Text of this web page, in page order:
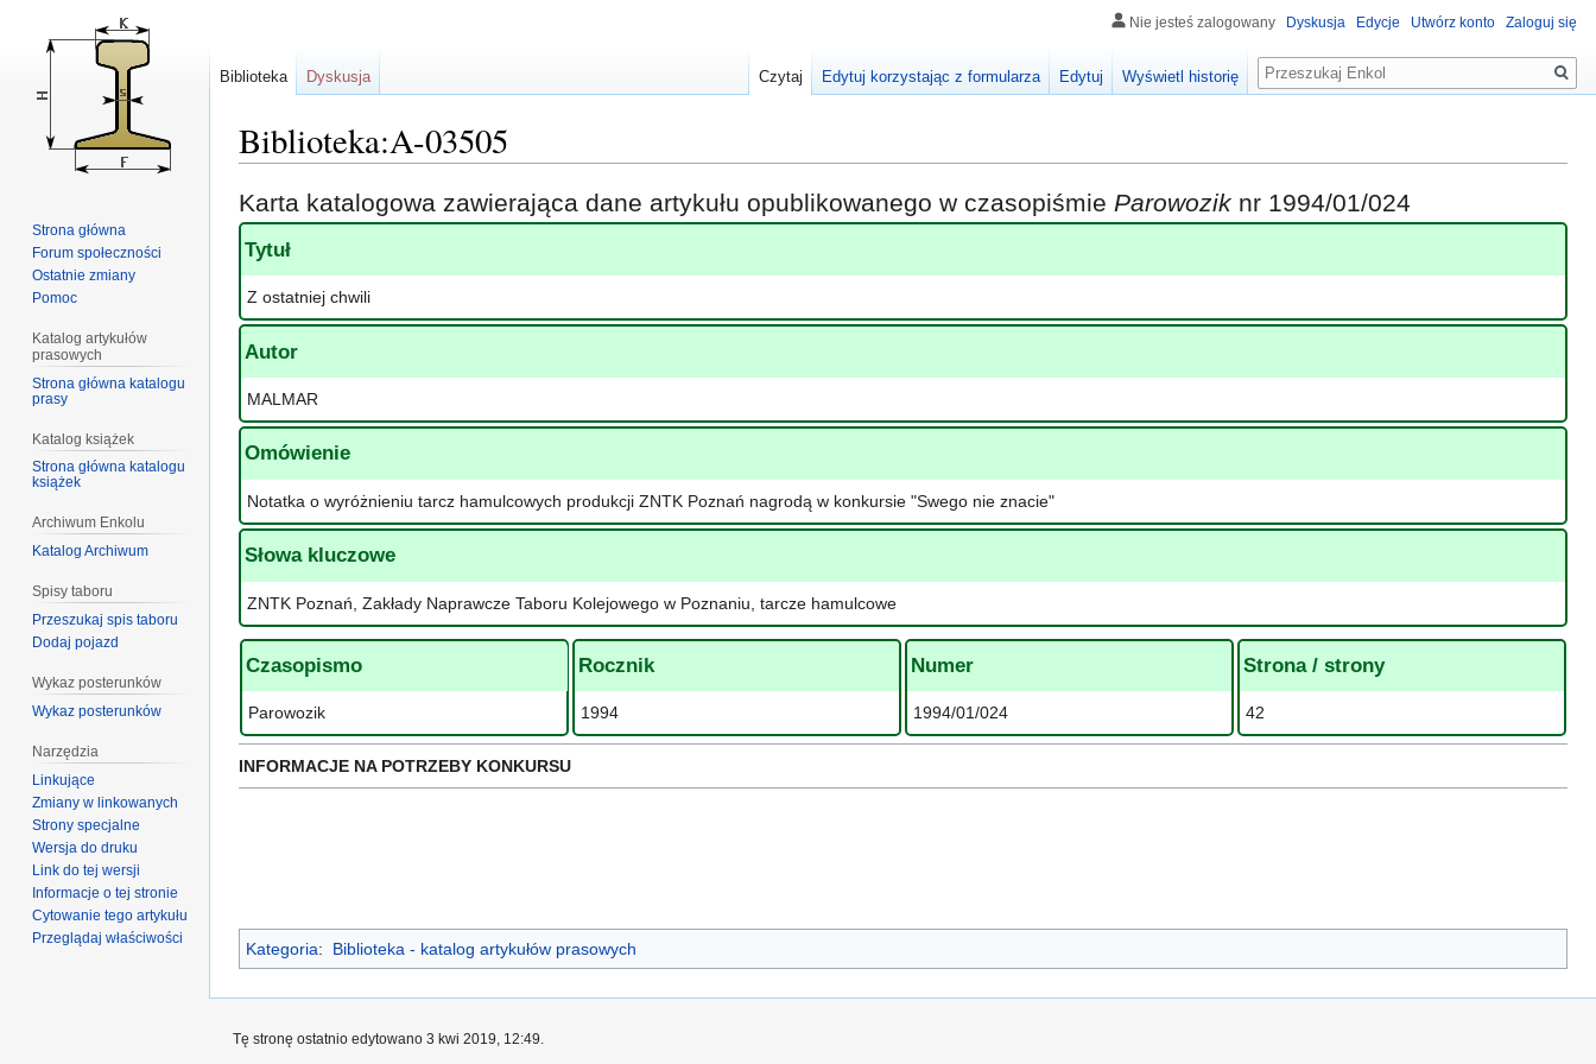
Biblioteka:A-03505
Przejdź
do
nawigacji
Przejdź
do
wyszukiwania
Karta katalogowa zawierająca dane artykułu opublikowanego w czasopiśmie Parowozik nr 1994/01/024
Tytuł
Z ostatniej chwili
Autor
MALMAR
Omówienie
Notatka o wyróżnieniu tarcz hamulcowych produkcji ZNTK Poznań nagrodą w konkursie "Swego nie znacie"
Słowa kluczowe
ZNTK Poznań, Zakłady Naprawcze Taboru Kolejowego w Poznaniu, tarcze hamulcowe
Czasopismo
Parowozik
Rocznik
1994
Numer
1994/01/024
Strona / strony
42
INFORMACJE NA POTRZEBY KONKURSU
Kategoria: Biblioteka - katalog artykułów prasowych
Nie jesteś zalogowany Dyskusja Edycje Utwórz konto Zaloguj się
Biblioteka Dyskusja Czytaj Edytuj korzystając z formularza Edytuj Wyświetl historię
Szukaj
Strona główna
Forum społeczności
Ostatnie zmiany
Pomoc
Katalog artykułów
prasowych
Strona główna katalogu
prasy
Katalog książek
Strona główna katalogu
książek
Archiwum Enkolu
Katalog Archiwum
Spisy taboru
Przeszukaj spis taboru
Dodaj pojazd
Wykaz posterunków
Wykaz posterunków
Narzędzia
Linkujące
Zmiany w linkowanych
Strony specjalne
Wersja do druku
Link do tej wersji
Informacje o tej stronie
Cytowanie tego artykułu
Przeglądaj właściwości
Tę stronę ostatnio edytowano 3 kwi 2019, 12:49.